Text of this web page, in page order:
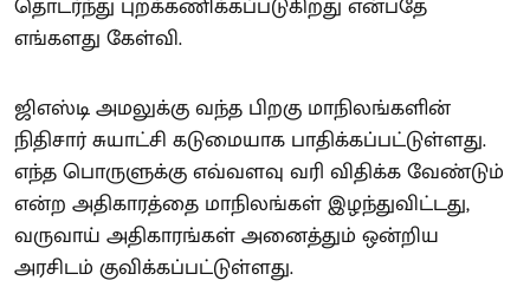
எங்களது கேள்வி.
ஜிஎஸ்டி அமலுக்கு வந்த பிறகு மாநிலங்களின்
நிதிசார் சுயாட்சி கடுமையாக பாதிக்கப்பட்டுள்ளது.
எந்த பொருளுக்கு எவ்வளவு வரி விதிக்க வேண்டும்
என்ற அதிகாரத்தை மாநிலங்கள் இழந்துவிட்டது,
வருவாய் அதிகாரங்கள் அனைத்தும் ஒன்றிய
அரசிடம் குவிக்கப்பட்டுள்ளது.